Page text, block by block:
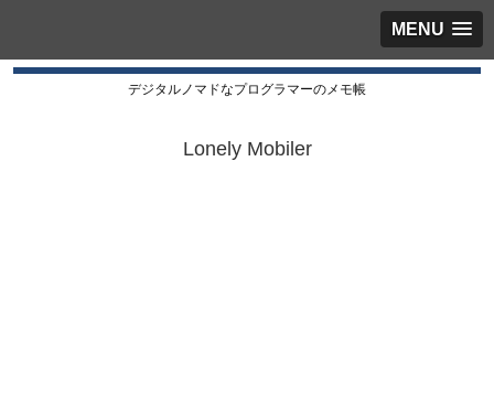
MENU
デジタルノマドなプログラマーのメモ帳
Lonely Mobiler